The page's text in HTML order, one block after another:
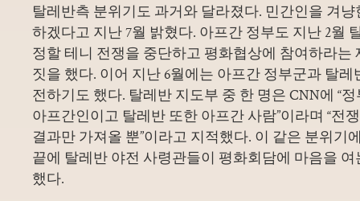
탈레반측 분위기도 과거와 달라졌다. 민간인을 겨냥
하겠다고 지난 7월 밝혔다. 아프간 정부도 지난 2월
정할 테니 전쟁을 중단하고 평화협상에 참여하라는
짓을 했다. 이어 지난 6월에는 아프간 정부군과 탈
전하기도 했다. 탈레반 지도부 중 한 명은 CNN에 “
아프간인이고 탈레반 또한 아프간 사람”이라며 “전
결과만 가져올 뿐”이라고 지적했다. 이 같은 분위기
끝에 탈레반 야전 사령관들이 평화회담에 마음을 여
했다.